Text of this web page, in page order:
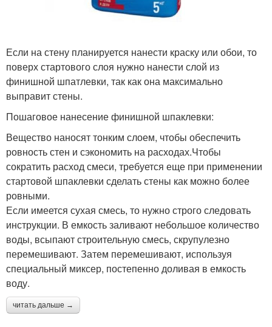
Если на стену планируется нанести краску или обои, то
поверх стартового слоя нужно нанести слой из
финишной шпатлевки, так как она максимально
выправит стены.
Пошаговое нанесение финишной шпаклевки:
Вещество наносят тонким слоем, чтобы обеспечить
ровность стен и сэкономить на расходах.Чтобы
сократить расход смеси, требуется еще при применении
стартовой шпаклевки сделать стены как можно более
ровными.
Если имеется сухая смесь, то нужно строго следовать
инструкции. В емкость заливают небольшое количество
воды, всыпают строительную смесь, скрупулезно
перемешивают. Затем перемешивают, используя
специальный миксер, постепенно доливая в емкость
воду.
читать дальше →